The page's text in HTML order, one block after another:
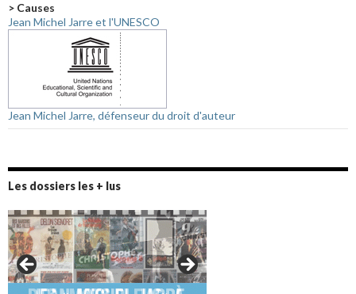
> Causes
Jean Michel Jarre et l'UNESCO
Jean Michel Jarre, défenseur du droit d'auteur
Les dossiers les + lus